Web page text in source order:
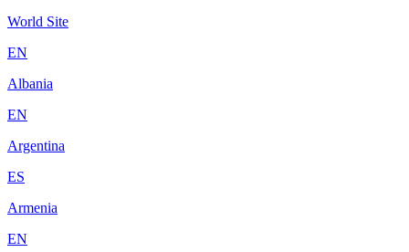
World Site
EN
Albania
EN
Argentina
ES
Armenia
EN